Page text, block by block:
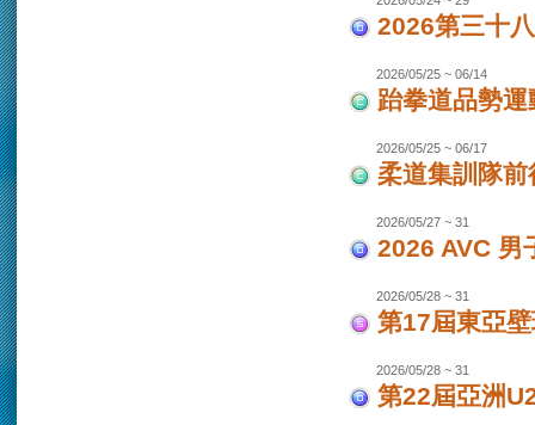
2026第三十
2026/05/25 ~ 06/14
跆拳道品勢
2026/05/25 ~ 06/17
柔道集訓隊
2026/05/27 ~ 31
2026 AVC 男
2026/05/28 ~ 31
第17屆東亞
2026/05/28 ~ 31
第22屆亞洲